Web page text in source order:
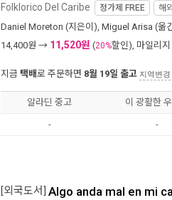
Folklorico Del Caribe 정가제 FREE 해
Daniel Moreton (지은이), Miguel Arisa (옮
14,400원 → 11,520원 (20%할인), 마일리지
지금 택배로 주문하면 8월 19일 출고 지역변경
알라딘 중고 이 광활한
- -
[외국도서] Algo anda mal en mi